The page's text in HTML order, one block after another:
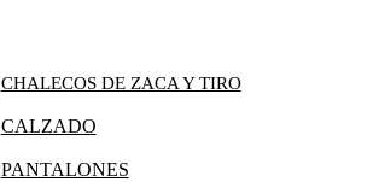
CHALECOS DE ZACA Y TIRO
CALZADO
PANTALONES